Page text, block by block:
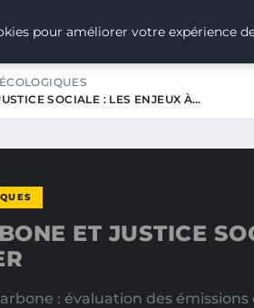
POUR LE
SOCIALE : LES ENJEUX À…
ET JUSTICE
: évaluation des
pour améliorer votre expérience